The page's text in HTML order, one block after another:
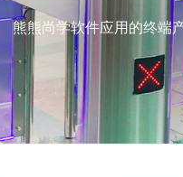
熊熊尚学软件应用的终端